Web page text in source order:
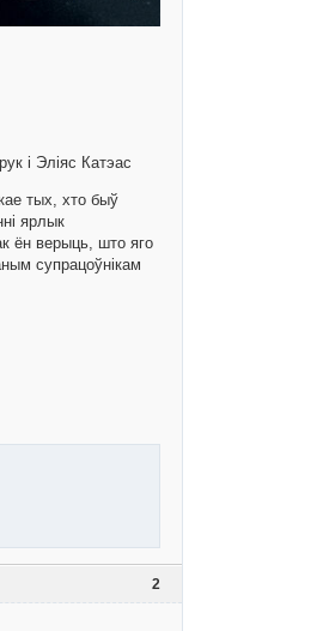
і Эліяс Катэас
тых, хто быў
ярлык
ён верыць, што яго
супрацоўнікам
2